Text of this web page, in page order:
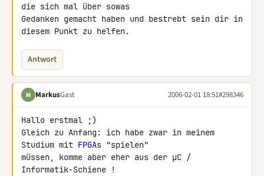
die sich mal über sowas
Gedanken gemacht haben und bestrebt sein dir in
diesem Punkt zu helfen.
Antwort
M MarkusGast 2006-02-01 18:51#298346
Hallo erstmal ;)
Gleich zu Anfang: ich habe zwar in meinem
Studium mit FPGAs "spielen"
müssen, komme aber eher aus der µC /
Informatik-Schiene !